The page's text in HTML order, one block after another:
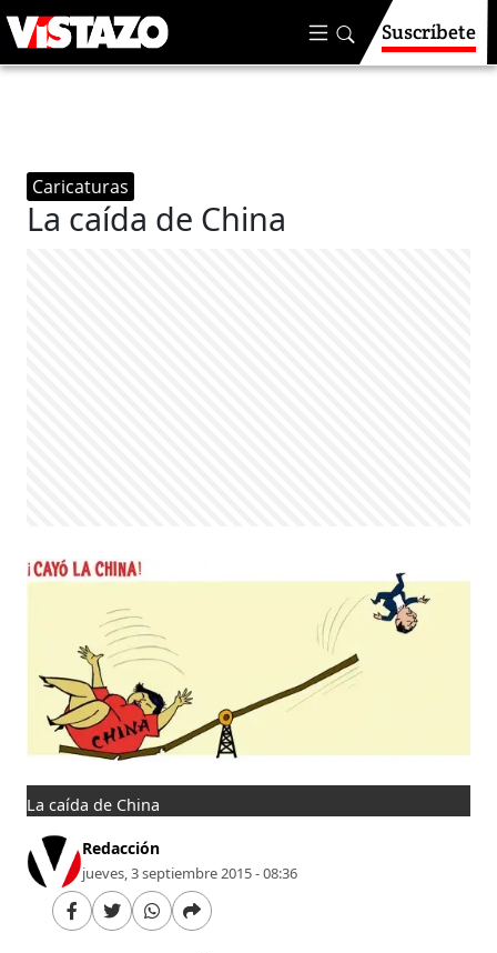
Suscríbete
Caricaturas
La caída de China
La caída de China
Redacción
jueves, 3 septiembre 2015 - 08:36